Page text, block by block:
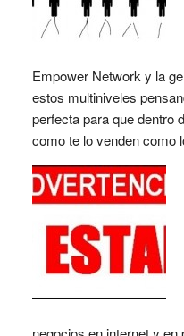
Empower Network y la
estos multiniveles
perfecta para que dentro
como te lo venden como